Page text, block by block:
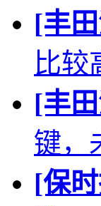
[丰
比较
[丰
键，
[保